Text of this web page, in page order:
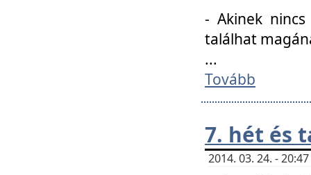
- Akinek
találhat
...
Tovább
7. hét és
2014. 03. 24. -